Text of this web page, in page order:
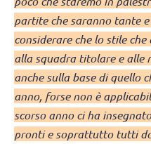
partite che saranno tante
considerare che lo stile
alla squadra titolare e alle
anche sulla base di quello
anno, forse non è
scorso anno ci ha
pronti e soprattutto tutti